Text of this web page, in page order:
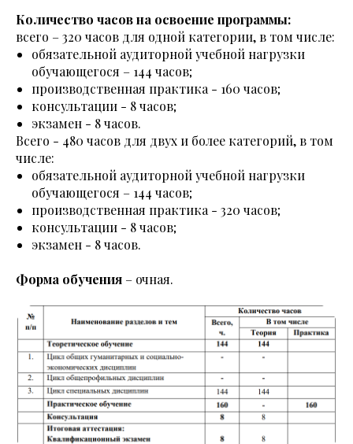
Количество часов на освоение программы:
всего – 320 часов для одной категории, в том числе:
обязательной аудиторной учебной нагрузки
обучающегося – 144 часов;
производственная практика - 160 часов;
консультации - 8 часов;
экзамен - 8 часов.
Всего - 480 часов для двух и более категорий, в том
числе:
обязательной аудиторной учебной нагрузки
обучающегося – 144 часов;
производственная практика - 320 часов;
консультации - 8 часов;
экзамен - 8 часов.
Форма обучения – очная.